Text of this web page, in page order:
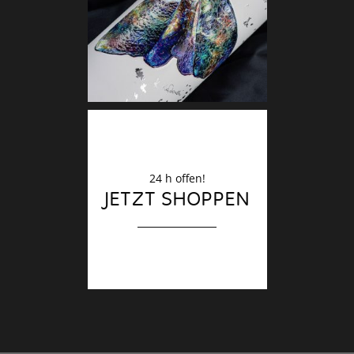
24 h offen!
JETZT SHOPPEN